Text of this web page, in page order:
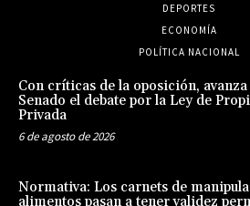
DEPORTES
ECONOMÍA
POLÍTICA NACIONAL
Con críticas de la oposición, avanza
Senado el debate por la Ley de
Privada
6 de agosto de 2026
Normativa: Los carnets de
alimentos pasan a tener validez